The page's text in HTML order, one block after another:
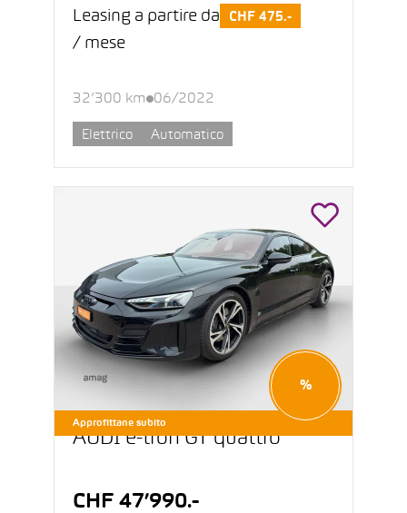
Leasing a partire da CHF 475.-
/ mese
32’300 km 06/2022
Elettrico Automatico
Approfittane subito
%
AUDI e-tron GT quattro
CHF 47’990.-